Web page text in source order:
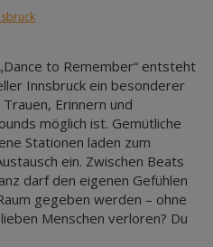
to Remember“ entsteht
Innsbruck ein besonderer
Erinnern und
möglich ist. Gemütliche
Stationen laden zum
ein. Zwischen Beats
darf den eigenen Gefühlen
gegeben werden – ohne
Menschen verloren? Du